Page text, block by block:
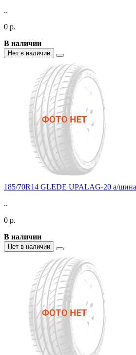
..
0 р.
В наличии
Нет в наличии
185/70R14 GLEDE UPALAG-20 а/шина
..
0 р.
В наличии
Нет в наличии